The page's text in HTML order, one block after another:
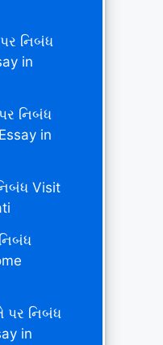
નિબંધ
in
નિબંધ
in
Visit
પર નિબંધ
in